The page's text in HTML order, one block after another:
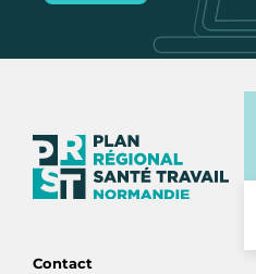
Contact